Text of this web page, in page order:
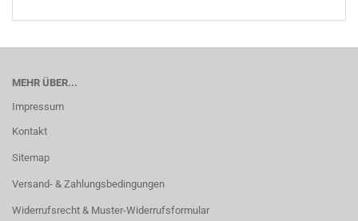
MEHR ÜBER...
Impressum
Kontakt
Sitemap
Versand- & Zahlungsbedingungen
Widerrufsrecht & Muster-Widerrufsformular